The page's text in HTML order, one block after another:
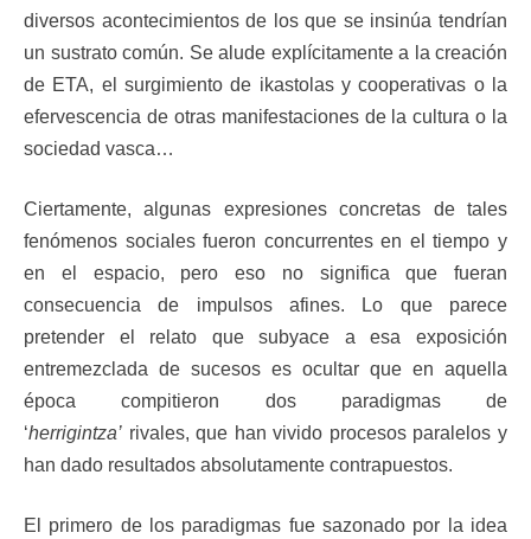
diversos acontecimientos de los que se insinúa tendrían
un sustrato común. Se alude explícitamente a la creación
de ETA, el surgimiento de ikastolas y cooperativas o la
efervescencia de otras manifestaciones de la cultura o la
sociedad vasca…
Ciertamente, algunas expresiones concretas de tales
fenómenos sociales fueron concurrentes en el tiempo y
en el espacio, pero eso no significa que fueran
consecuencia de impulsos afines. Lo que parece
pretender el relato que subyace a esa exposición
entremezclada de sucesos es ocultar que en aquella
época compitieron dos paradigmas de
‘herrigintza’ rivales, que han vivido procesos paralelos y
han dado resultados absolutamente contrapuestos.
El primero de los paradigmas fue sazonado por la idea